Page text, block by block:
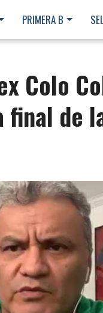
PRIMERA B
Colo
de